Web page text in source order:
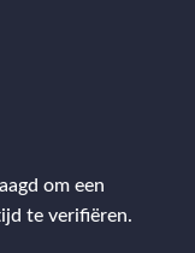
om een
te verifiëren.